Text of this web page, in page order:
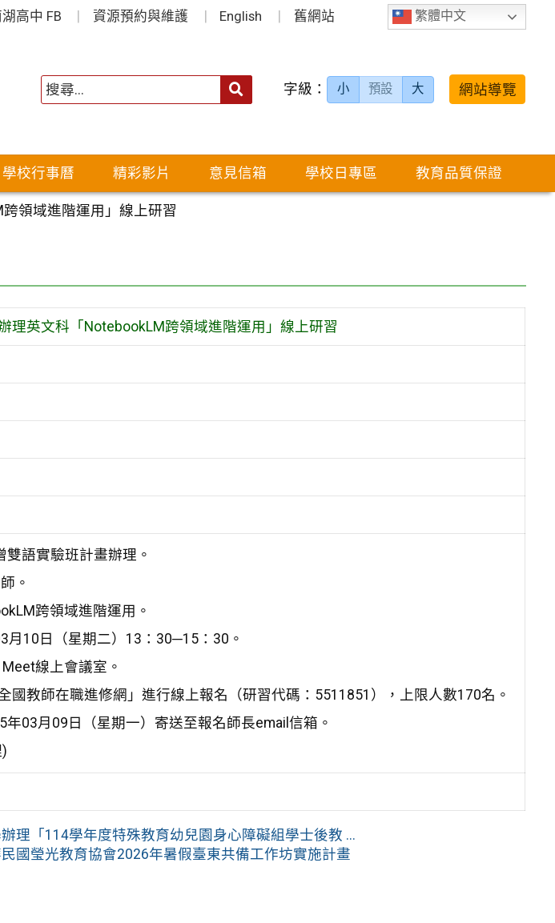
繁體中文
高中 FB 資源預約與維護 English 舊網站
字級： 小 預設 大 網站導覽
學校行事曆 精彩影片 意見信箱 學校日專區 教育品質保證
領域進階運用」線上研習
理英文科「NotebookLM跨領域進階運用」線上研習
語實驗班計畫辦理。
。
跨領域進階運用。
月10日（星期二）13：30─15：30。
線上會議室。
國教師在職進修網」進行線上報名（研習代碼：5511851），上限人數170名。
03月09日（星期一）寄送至報名師長email信箱。
理「114學年度特殊教育幼兒園身心障礙組學士後教 ...
國瑩光教育協會2026年暑假臺東共備工作坊實施計畫